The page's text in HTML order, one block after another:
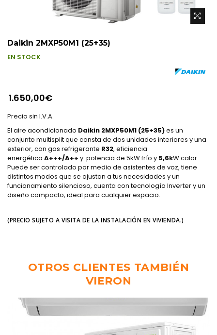
Daikin 2MXP50M1 (25+35)
EN STOCK
1.650,00€
Precio sin I.V.A.
El aire acondicionado Daikin 2MXP50M1 (25+35)es un
conjunto multisplit que consta de dos unidades interiores y una
exterior, con gas refrigerante R32, eficiencia
energética A+++/A++ y potencia de 5kW frío y 5,6kW calor.
Puede ser controlado por medio de asistentes de voz, tiene
distintos modos que se ajustan a tus necesidades y un
funcionamiento silencioso, cuenta con tecnología Inverter y un
diseño compacto, ideal para cualquier espacio.
(PRECIO SUJETO A VISITA DE LA INSTALACIÓN EN VIVIENDA.)
OTROS CLIENTES TAMBIÉN
VIERON